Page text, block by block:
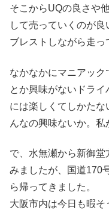
そこからUQの良さや
して売っていくのが
ブレストしながら走っ
なかなかにマニアッ
とか興味がないドラ
には楽しくてしかた
んなの興味ないか。私
で、水無瀬から新御
みましたが、国道170
ら帰ってきました。
大阪市内は今日も暇